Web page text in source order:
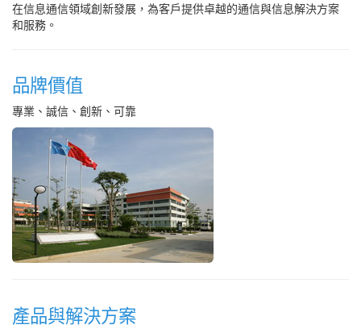
在信息通信領域創新發展，為客戶提供卓越的通信與信息解決方案
和服務。
品牌價值
專業、誠信、創新、可靠
產品與解決方案